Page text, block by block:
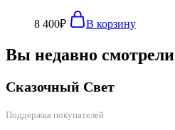
8 400₽ В корзину
Вы недавно смотрели
Сказочный Свет
Поддержка покупателей